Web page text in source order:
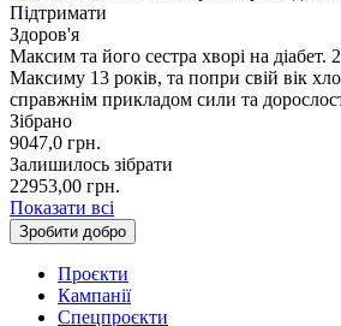
Підтримати
Здоров'я
Максим та його сестра хворі на діабет. 2
Максиму 13 років, та попри свій вік
справжнім прикладом сили та
Зібрано
9047,0 грн.
Залишилось зібрати
22953,00 грн.
Показати всі
Зробити добро
Проєкти
Кампанії
Спецпроєкти